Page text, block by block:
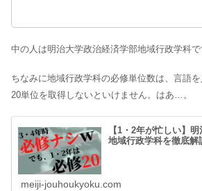
中の人は明治大学政治経済学部地域行政学科で
ちなみに地域行政学科の必修単位数は、言語
20単位を取得しないといけません。はあ…。
【1・2年が忙しい】
地域行政学科を徹底解
meiji-jouhoukyoku.com